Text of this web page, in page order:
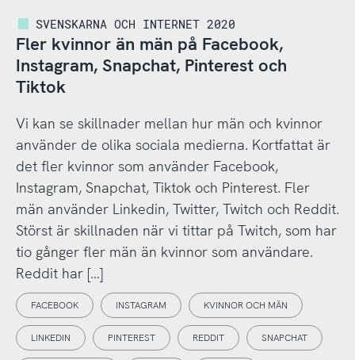
SVENSKARNA OCH INTERNET 2020
Fler kvinnor än män på Facebook,
Instagram, Snapchat, Pinterest och
Tiktok
Vi kan se skillnader mellan hur män och kvinnor
använder de olika sociala medierna. Kortfattat är
det fler kvinnor som använder Facebook,
Instagram, Snapchat, Tiktok och Pinterest. Fler
män använder Linkedin, Twitter, Twitch och Reddit.
Störst är skillnaden när vi tittar på Twitch, som har
tio gånger fler män än kvinnor som användare.
Reddit har […]
FACEBOOK INSTAGRAM KVINNOR OCH MÄN
LINKEDIN PINTEREST REDDIT SNAPCHAT